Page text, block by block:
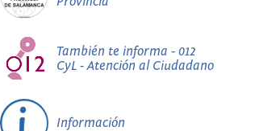
También te informa - 012
CyL - Atención al Ciudadano
Información